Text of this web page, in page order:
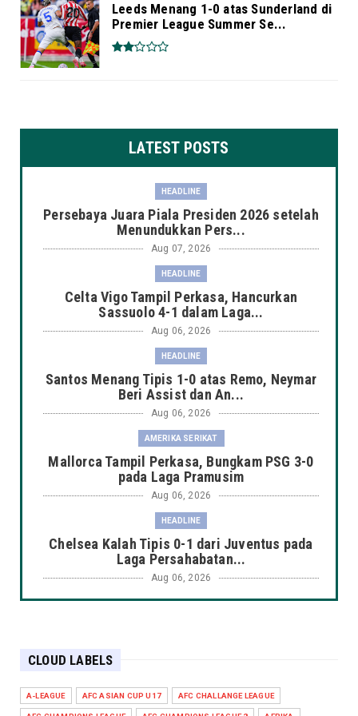
Leeds Menang 1-0 atas Sunderland di
Premier League Summer Se...
LATEST POSTS
HEADLINE
Persebaya Juara Piala Presiden 2026 setelah
Menundukkan Pers...
Aug 07, 2026
HEADLINE
Celta Vigo Tampil Perkasa, Hancurkan
Sassuolo 4-1 dalam Laga...
Aug 06, 2026
HEADLINE
Santos Menang Tipis 1-0 atas Remo, Neymar
Beri Assist dan An...
Aug 06, 2026
AMERIKA SERIKAT
Mallorca Tampil Perkasa, Bungkam PSG 3-0
pada Laga Pramusim
Aug 06, 2026
HEADLINE
Chelsea Kalah Tipis 0-1 dari Juventus pada
Laga Persahabatan...
Aug 06, 2026
HEADLINE
Arsenal Takluk 1-3 dari Real Betis dalam
CLOUD LABELS
A-LEAGUE AFC ASIAN CUP U17 AFC CHALLANGE LEAGUE